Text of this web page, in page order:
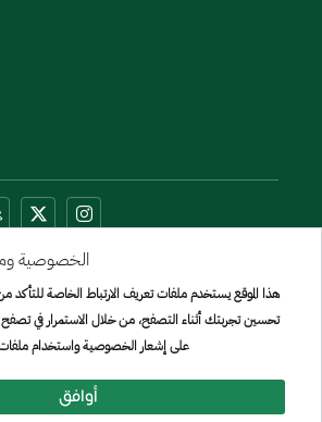
الخصوصية
هذا الموقع يستخدم ملفات تعريف الارتباط الخاصة
تحسين تجربتك أثناء التصفح، من خلال الاستمرار في تصفح
على إشعار الخصوصية واستخدام ملفات
أوافق